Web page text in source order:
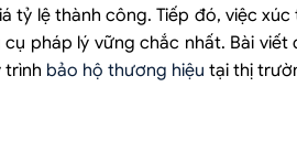
tỷ lệ thành công. Tiếp đó, việc
pháp lý vững chắc nhất. Bài viết
trình bảo hộ thương hiệu tại thị